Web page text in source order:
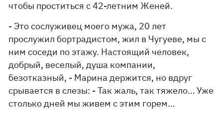
чтобы проститься с 42-летним Женей.
- Это сослуживец моего мужа, 20 лет
прослужил бортрадистом, жил в Чугуеве, мы с
ним соседи по этажу. Настоящий человек,
добрый, веселый, душа компании,
безотказный, - Марина держится, но вдруг
срывается в слезы: - Так жаль, так тяжело… Уже
столько дней мы живем с этим горем…